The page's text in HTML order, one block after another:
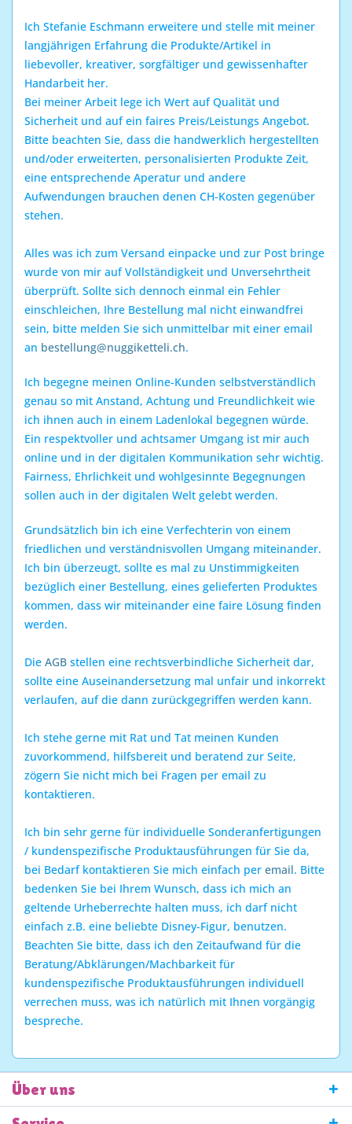
Ich Stefanie Eschmann erweitere und stelle mit meiner
langjährigen Erfahrung die Produkte/Artikel in
liebevoller, kreativer, sorgfältiger und gewissenhafter
Handarbeit her.
Bei meiner Arbeit lege ich Wert auf Qualität und
Sicherheit und auf ein faires Preis/Leistungs Angebot.
Bitte beachten Sie, dass die handwerklich hergestellten
und/oder erweiterten, personalisierten Produkte Zeit,
eine entsprechende Aperatur und andere
Aufwendungen brauchen denen CH-Kosten gegenüber
stehen.
Alles was ich zum Versand einpacke und zur Post bringe
wurde von mir auf Vollständigkeit und Unversehrtheit
überprüft. Sollte sich dennoch einmal ein Fehler
einschleichen, Ihre Bestellung mal nicht einwandfrei
sein, bitte melden Sie sich unmittelbar mit einer email
an bestellung@nuggiketteli.ch.
Ich begegne meinen Online-Kunden selbstverständlich
genau so mit Anstand, Achtung und Freundlichkeit wie
ich ihnen auch in einem Ladenlokal begegnen würde.
Ein respektvoller und achtsamer Umgang ist mir auch
online und in der digitalen Kommunikation sehr wichtig.
Fairness, Ehrlichkeit und wohlgesinnte Begegnungen
sollen auch in der digitalen Welt gelebt werden.
Grundsätzlich bin ich eine Verfechterin von einem
friedlichen und verständnisvollen Umgang miteinander.
Ich bin überzeugt, sollte es mal zu Unstimmigkeiten
bezüglich einer Bestellung, eines gelieferten Produktes
kommen, dass wir miteinander eine faire Lösung finden
werden.
Die AGB stellen eine rechtsverbindliche Sicherheit dar,
sollte eine Auseinandersetzung mal unfair und inkorrekt
verlaufen, auf die dann zurückgegriffen werden kann.
Ich stehe gerne mit Rat und Tat meinen Kunden
zuvorkommend, hilfsbereit und beratend zur Seite,
zögern Sie nicht mich bei Fragen per email zu
kontaktieren.
Ich bin sehr gerne für individuelle Sonderanfertigungen
/ kundenspezifische Produktausführungen für Sie da,
bei Bedarf kontaktieren Sie mich einfach per email. Bitte
bedenken Sie bei Ihrem Wunsch, dass ich mich an
geltende Urheberrechte halten muss, ich darf nicht
einfach z.B. eine beliebte Disney-Figur, benutzen.
Beachten Sie bitte, dass ich den Zeitaufwand für die
Beratung/Abklärungen/Machbarkeit für
kundenspezifische Produktausführungen individuell
verrechen muss, was ich natürlich mit Ihnen vorgängig
bespreche.
Über uns